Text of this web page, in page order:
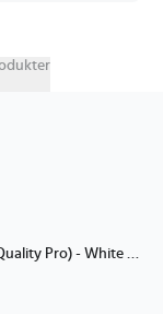
PUMA Stellar Nitro Ultimate Pl Reactivity (Fifa Quality Pro) - White - 5